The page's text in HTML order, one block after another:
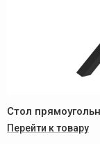
Стол
Перейти к товару